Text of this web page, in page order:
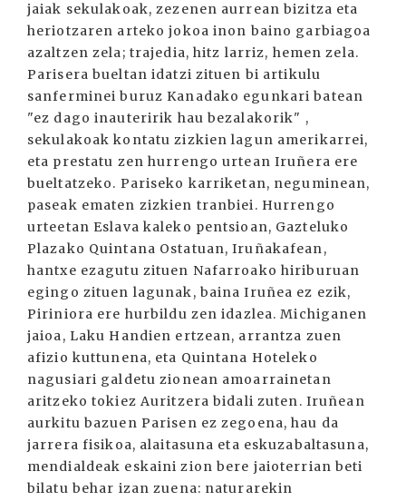
jaiak sekulakoak, zezenen aurrean bizitza eta
heriotzaren arteko jokoa inon baino garbiagoa
azaltzen zela; trajedia, hitz larriz, hemen zela.
Parisera bueltan idatzi zituen bi artikulu
sanferminei buruz Kanadako egunkari batean
"ez dago inauteririk hau bezalakorik" ,
sekulakoak kontatu zizkien lagun amerikarrei,
eta prestatu zen hurrengo urtean Iruñera ere
bueltatzeko. Pariseko karriketan, neguminean,
paseak ematen zizkien tranbiei. Hurrengo
urteetan Eslava kaleko pentsioan, Gazteluko
Plazako Quintana Ostatuan, Iruñakafean,
hantxe ezagutu zituen Nafarroako hiriburuan
egingo zituen lagunak, baina Iruñea ez ezik,
Piriniora ere hurbildu zen idazlea. Michiganen
jaioa, Laku Handien ertzean, arrantza zuen
afizio kuttunena, eta Quintana Hoteleko
nagusiari galdetu zionean amoarrainetan
aritzeko tokiez Auritzera bidali zuten. Iruñean
aurkitu bazuen Parisen ez zegoena, hau da
jarrera fisikoa, alaitasuna eta eskuzabaltasuna,
mendialdeak eskaini zion bere jaioterrian beti
bilatu behar izan zuena: naturarekin